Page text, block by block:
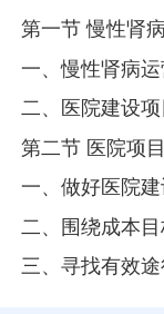
第一节 慢性肾
一、慢性肾病
二、医院建设
第二节 医院项
一、做好医院
二、围绕成本
三、寻找有效